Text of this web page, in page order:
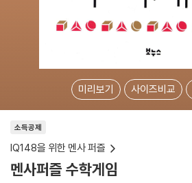
미리보기 사이즈비교
소득공제
IQ148을 위한 멘사 퍼즐
멘사퍼즐 수학게임